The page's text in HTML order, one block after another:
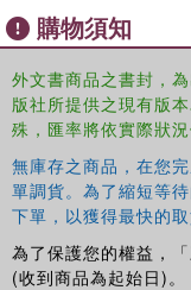
購物須知
外文書商品之書封，
版社所提供之現有版
殊，匯率將依實際狀況
無庫存之商品，在您
單調貨。為了縮短等
下單，以獲得最快的
為了保護您的權益，「
(收到商品為起始日)。